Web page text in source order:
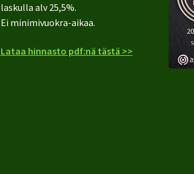
laskulla alv 25,5%.
Ei minimivuokra-aikaa.
Lataa hinnasto pdf:nä tästä >>